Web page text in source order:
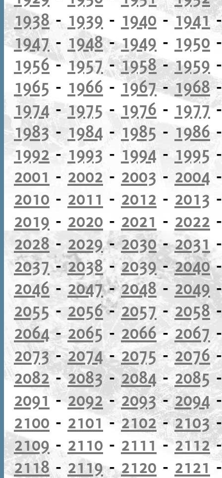
1938- 1939 - 1940 - 1941
1947- 1948-1949 - 1950
1956- 1957-1958-1959
1965 - 1966 - 1967-1968
1974 -1975 - 1976 - 1977
1983- 1984 - 1985 - 1986
1992 - 1993 - 1994 - 1995
2001 - 2002 - 2003 - 2004
2010 - 2011 - 2012 - 2013
2019 - 2020 - 2021 - 2022
2028- 2029-2030-2031
2037-2038-2039-2040
2046 - 2047-2048 -2049
2055 - 2056-2057- 2058
2064-2065 - 2066- 2067
2073-2074-2075-2076
2082-2083-2084- 2085
2091 -2092-2093-2094
2100 - 2101-2102-2103
2109 - 2110 - 2111 - 2112
2118- 2119-2120 - 2121